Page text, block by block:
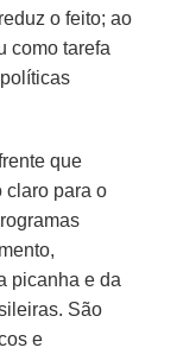
o feito; ao
como tarefa
que
claro para o
picanha e da
São
e